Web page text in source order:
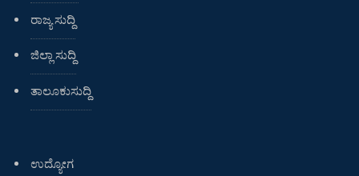
ರಾಜ್ಯ ಸುದ್ದಿ
ಜಿಲ್ಲಾ ಸುದ್ದಿ
ತಾಲೂಕುಸುದ್ದಿ
ಉದ್ಯೋಗ